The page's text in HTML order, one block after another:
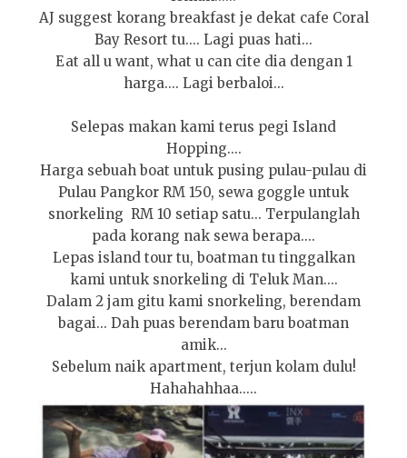
AJ suggest korang breakfast je dekat cafe Coral
Bay Resort tu.... Lagi puas hati...
Eat all u want, what u can cite dia dengan 1
harga.... Lagi berbaloi...
Selepas makan kami terus pegi Island
Hopping....
Harga sebuah boat untuk pusing pulau-pulau di
Pulau Pangkor RM 150, sewa goggle untuk
snorkeling RM 10 setiap satu... Terpulanglah
pada korang nak sewa berapa....
Lepas island tour tu, boatman tu tinggalkan
kami untuk snorkeling di Teluk Man....
Dalam 2 jam gitu kami snorkeling, berendam
bagai... Dah puas berendam baru boatman
amik...
Sebelum naik apartment, terjun kolam dulu!
Hahahahhaa.....